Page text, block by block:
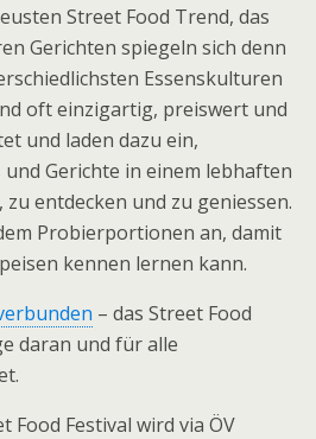
Street Food Trend, das
Gerichten spiegeln sich denn
Essenskulturen
oft einzigartig, preiswert und
und laden dazu ein,
Gerichte in einem lebhaften
entdecken und zu geniessen.
Probierportionen an, damit
kennen lernen kann.
– das Street Food
daran und für alle
Food Festival wird via ÖV